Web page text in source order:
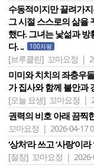
수동적이지만 끌려가
그 시절 스스로의 삶을
했다. 그녀는 낯섦과
다. ..
100자평
[브루클린] 꼬마요정 |
미미와 치치의 좌충우
가 집사와 함께 불안과
[오늘 묘생] 꼬마요정 |
권력의 비호 아래 끔찍
꼬마요정 | 2026-04-17
‘상처‘라 쓰고 ‘사랑‘이
[절창] 꼬마요정 | 2026-